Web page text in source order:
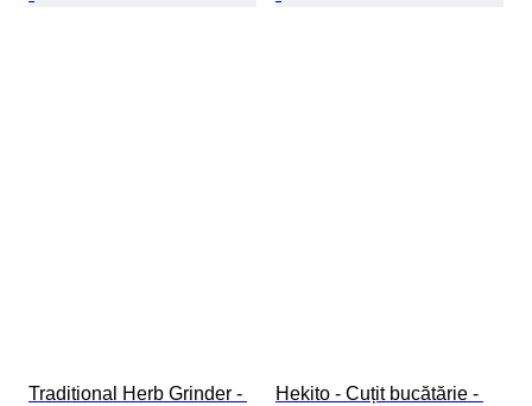
Traditional Herb Grinder -
Hekito - Cuțit bucătărie -